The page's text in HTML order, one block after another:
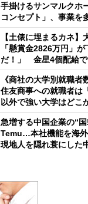
手掛けるサンマルク
コンセプト」、事業を
【土俵に埋まるカネ
「懸賞金2826万円」
だ！」 金星4個配給で
《商社の大学別就職者
住友商事への就職者
以外で強い大学はどこ
急増する中国企業の“
Temu…本社機能を海
現地人を隠れ蓑にした